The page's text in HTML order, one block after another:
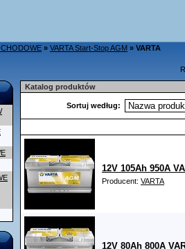
» VARTA Start-Stop AGM » VARTA
Katalog produktów
Sortuj według:
12V 105Ah 950A
Producent: VARTA
12V 80Ah 800A